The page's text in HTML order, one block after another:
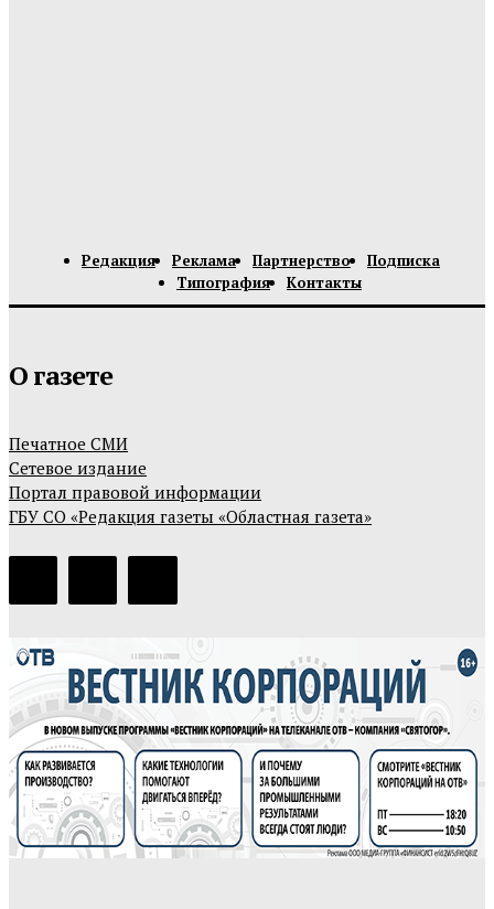
Редакция Реклама Партнерство
Подписка
Типография
Контакты
О газете
Печатное СМИ
Сетевое издание
Портал правовой информации
ГБУ СО «Редакция газеты «Областная газета»